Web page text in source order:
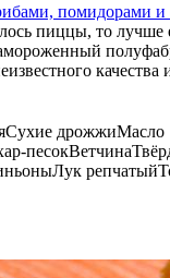
помидорами
пиццы, то лучше
качества
Сухие дрожжиМасло
песокВетчина
Лук репчатый